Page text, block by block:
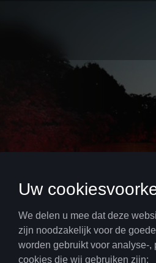
leasing formules is jouw
voor jou maar ook voor jouw